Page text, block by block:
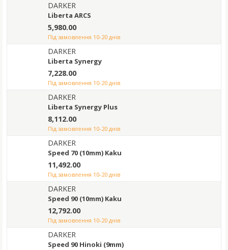
DARKER
Liberta ARCS
5,980.00
під замовлення 10-20 днів
DARKER
Liberta Synergy
7,228.00
під замовлення 10-20 днів
DARKER
Liberta Synergy Plus
8,112.00
під замовлення 10-20 днів
DARKER
Speed 70 (10mm) Kaku
11,492.00
під замовлення 10-20 днів
DARKER
Speed 90 (10mm) Kaku
12,792.00
під замовлення 10-20 днів
DARKER
Speed 90 Hinoki (9mm)